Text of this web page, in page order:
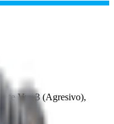
Ver. 3 (Agresivo),